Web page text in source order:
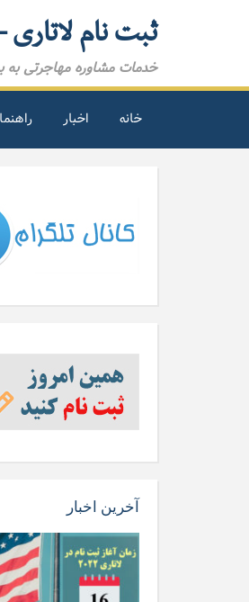
ثبت نام لاتاری
خدمات مشاوره مهاجرتی به
خانه اخبار
آخرین اخبار